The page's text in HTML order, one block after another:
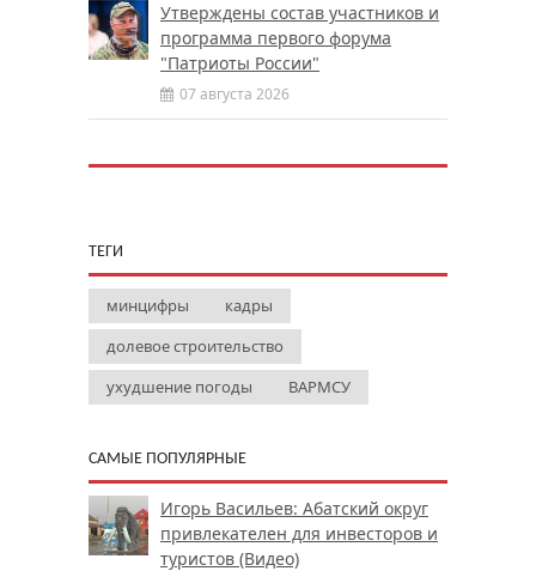
Утверждены состав участников и
программа первого форума
"Патриоты России"
07 августа 2026
ТЕГИ
минцифры
кадры
долевое строительство
ухудшение погоды
ВАРМСУ
САМЫЕ ПОПУЛЯРНЫЕ
Игорь Васильев: Абатский округ
привлекателен для инвесторов и
туристов (Видео)